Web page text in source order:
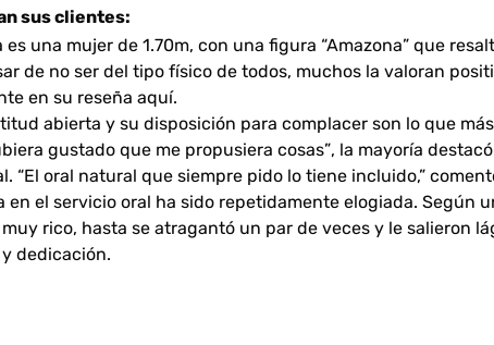
sus clientes:
es una mujer de 1.70m, con una figura “Amazona” que
de no ser del tipo físico de todos, muchos la valoran
en su reseña aquí.
abierta y su disposición para complacer son lo que
gustado que me propusiera cosas”, la mayoría
“El oral natural que siempre pido lo tiene incluido,”
en el servicio oral ha sido repetidamente elogiada. Según
rico, hasta se atragantó un par de veces y le salieron
dedicación.